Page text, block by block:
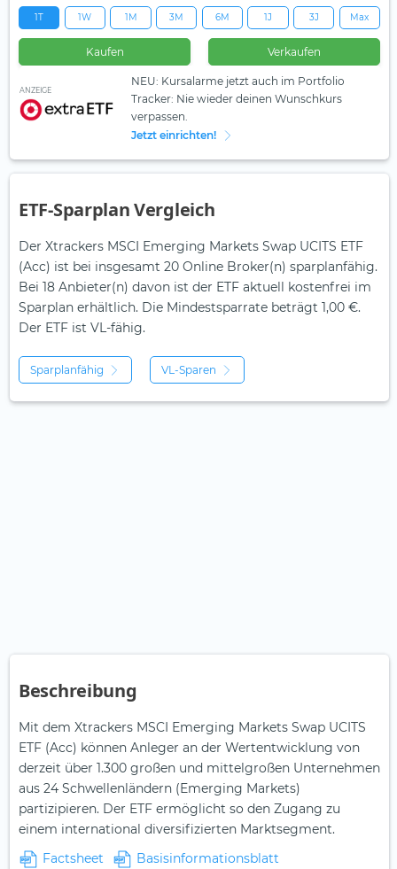
1T 1W 1M 3M 6M 1J 3J Max
Kaufen Verkaufen
ANZEIGE
NEU: Kursalarme jetzt auch im Portfolio
Tracker: Nie wieder deinen Wunschkurs
verpassen.
Jetzt einrichten!
ETF-Sparplan Vergleich
Der Xtrackers MSCI Emerging Markets Swap UCITS ETF
(Acc) ist bei insgesamt 20 Online Broker(n) sparplanfähig.
Bei 18 Anbieter(n) davon ist der ETF aktuell kostenfrei im
Sparplan erhältlich. Die Mindestsparrate beträgt 1,00 €.
Der ETF ist VL-fähig.
Sparplanfähig VL-Sparen
Beschreibung
Mit dem Xtrackers MSCI Emerging Markets Swap UCITS
ETF (Acc) können Anleger an der Wertentwicklung von
derzeit über 1.300 großen und mittelgroßen Unternehmen
aus 24 Schwellenländern (Emerging Markets)
partizipieren. Der ETF ermöglicht so den Zugang zu
einem international diversifizierten Marktsegment.
Factsheet
Basisinformationsblatt